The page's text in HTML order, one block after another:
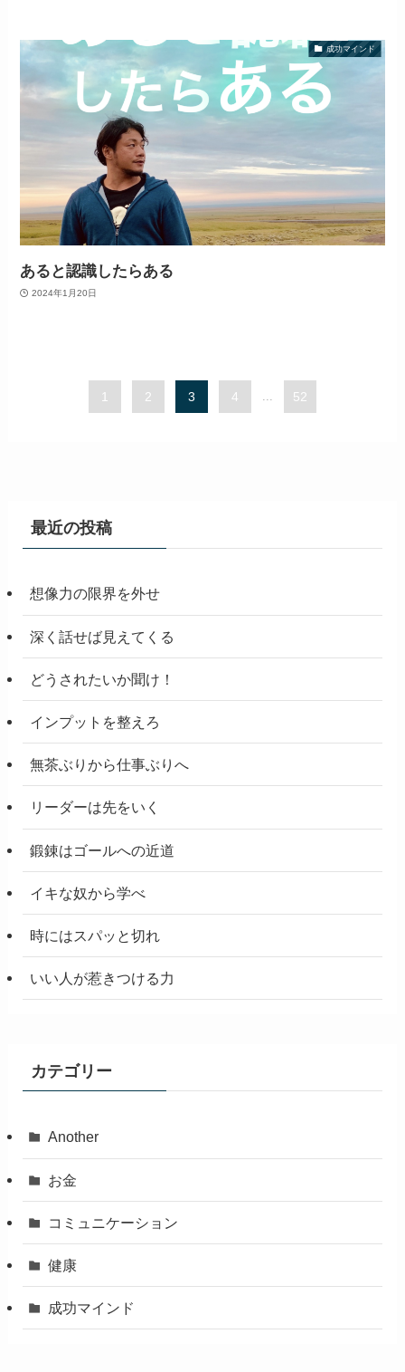
成功マインド
あると認識したらある
2024年1月20日
1 2 3 4 52
最近の投稿
想像力の限界を外せ
深く話せば見えてくる
どうされたいか聞け！
インプットを整えろ
無茶ぶりから仕事ぶりへ
リーダーは先をいく
鍛錬はゴールへの近道
イキな奴から学べ
時にはスパッと切れ
いい人が惹きつける力
カテゴリー
Another
お金
コミュニケーション
健康
成功マインド